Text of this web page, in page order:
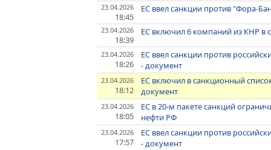
23.04.2026
18:45
ЕС ввел санкции против "Фора-
23.04.2026
18:39
ЕС включил 6 компаний из КНР в
23.04.2026
18:26
ЕС ввел санкции против
- документ
23.04.2026
18:12
ЕС включил в санкционный
документ
23.04.2026
18:05
ЕС в 20-м пакете санкций
нефти РФ
23.04.2026
17:57
ЕС ввел санкции против
- документ